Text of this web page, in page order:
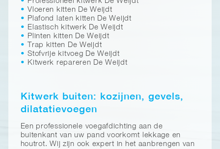
Professioneel kitwerk De Weijdt
Vloeren kitten De Weijdt
Plafond laten kitten De Weijdt
Elastisch kitwerk De Weijdt
Plinten kitten De Weijdt
Trap kitten De Weijdt
Stofvrije kitvoeg De Weijdt
Kitwerk repareren De Weijdt
Kitwerk buiten: kozijnen, gevels,
dilatatievoegen
Een professionele voegafdichting aan de
buitenkant van uw pand voorkomt lekkage en
houtrot. Wij zijn ook expert in het aanbrengen van